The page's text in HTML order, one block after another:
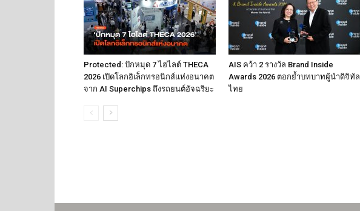
Protected: ปักหมุด 7 ไฮไลต์ THECA
2026 เปิดโลกอิเล็กทรอนิกส์แห่งอนาคต
จาก AI Superchips ถึงรถยนต์อัจฉริยะ
AIS คว้า 2 รางวัล Brand Inside
Awards 2026 ตอกย้ำบทบาทผู้นำดิจิทัล
ไทย